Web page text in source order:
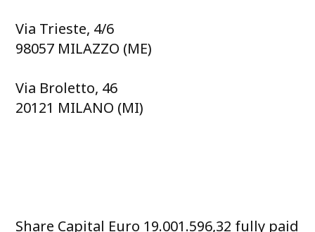
Via Trieste, 4/6
98057 MILAZZO (ME)
Via Broletto, 46
20121 MILANO (MI)
Share Capital Euro 19.001.596,32 fully paid